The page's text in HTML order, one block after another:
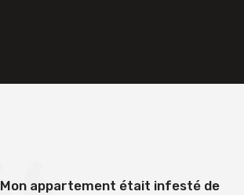
Mon appartement était infesté de